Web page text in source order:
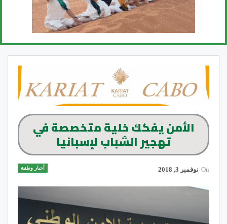
الأمن يفكك خلية متخصصة في
تهجير الشباب لإسبانيا
أخبار وطنية On نوفمبر 3, 2018